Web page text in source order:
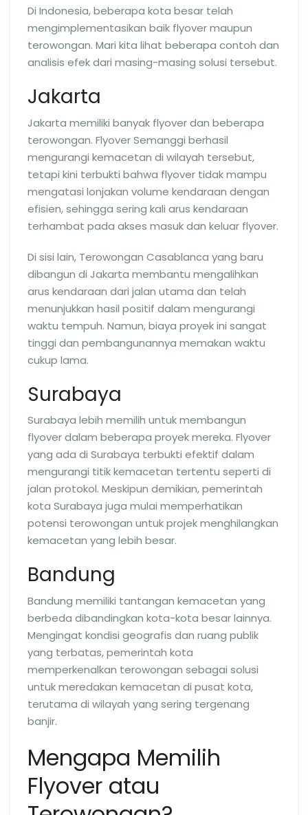
Di Indonesia, beberapa kota besar telah
mengimplementasikan baik flyover maupun
terowongan. Mari kita lihat beberapa contoh dan
analisis efek dari masing-masing solusi tersebut.
Jakarta
Jakarta memiliki banyak flyover dan beberapa
terowongan. Flyover Semanggi berhasil
mengurangi kemacetan di wilayah tersebut,
tetapi kini terbukti bahwa flyover tidak mampu
mengatasi lonjakan volume kendaraan dengan
efisien, sehingga sering kali arus kendaraan
terhambat pada akses masuk dan keluar flyover.
Di sisi lain, Terowongan Casablanca yang baru
dibangun di Jakarta membantu mengalihkan
arus kendaraan dari jalan utama dan telah
menunjukkan hasil positif dalam mengurangi
waktu tempuh. Namun, biaya proyek ini sangat
tinggi dan pembangunannya memakan waktu
cukup lama.
Surabaya
Surabaya lebih memilih untuk membangun
flyover dalam beberapa proyek mereka. Flyover
yang ada di Surabaya terbukti efektif dalam
mengurangi titik kemacetan tertentu seperti di
jalan protokol. Meskipun demikian, pemerintah
kota Surabaya juga mulai memperhatikan
potensi terowongan untuk projek menghilangkan
kemacetan yang lebih besar.
Bandung
Bandung memiliki tantangan kemacetan yang
berbeda dibandingkan kota-kota besar lainnya.
Mengingat kondisi geografis dan ruang publik
yang terbatas, pemerintah kota
memperkenalkan terowongan sebagai solusi
untuk meredakan kemacetan di pusat kota,
terutama di wilayah yang sering tergenang
banjir.
Mengapa Memilih
Flyover atau